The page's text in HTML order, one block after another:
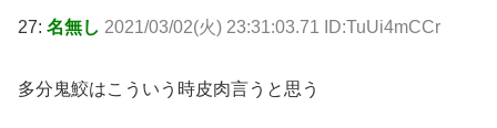
27: 名無し 2021/03/02(火) 23:31:03.71 ID:TuUi4mCCr
多分鬼鮫はこういう時皮肉言うと思う